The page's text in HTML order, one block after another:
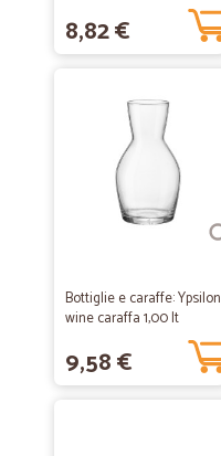
8,82 €
Bottiglie e caraffe: Ypsilon
wine caraffa 1,00 lt
9,58 €